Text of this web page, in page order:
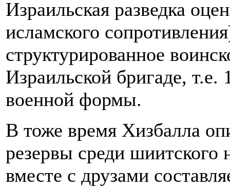
Израильская разведка
исламского
структурированное
Израильской бригаде,
военной формы.
В тоже время Хизбалла
резервы среди шиитского
вместе с друзами